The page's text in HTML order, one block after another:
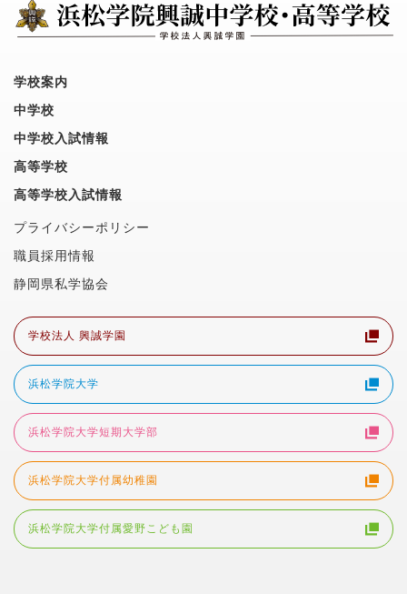
学校案内
中学校
中学校入試情報
高等学校
高等学校入試情報
プライバシーポリシー
職員採用情報
静岡県私学協会
学校法人 興誠学園
浜松学院大学
浜松学院大学短期大学部
浜松学院大学付属幼稚園
浜松学院大学付属愛野こども園